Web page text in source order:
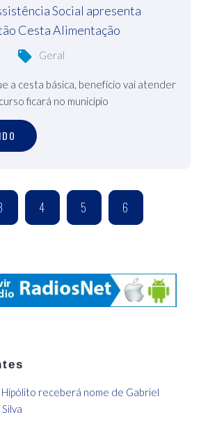
Social apresenta
Cesta Alimentação
Geral
a cesta básica, benefício vai atender
ficará no município
4 5 6
receberá nome de Gabriel